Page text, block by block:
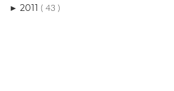
► 2011 ( 43 )